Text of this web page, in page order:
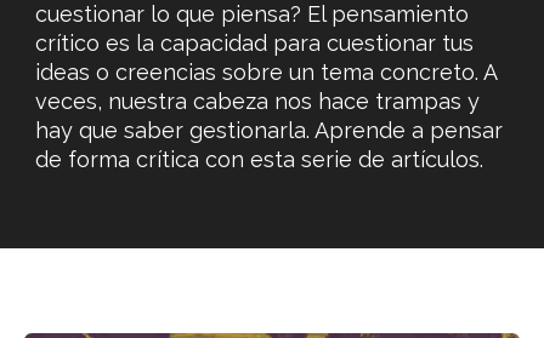
cuestionar lo que piensa? El pensamiento
crítico es la capacidad para cuestionar tus
ideas o creencias sobre un tema concreto. A
veces, nuestra cabeza nos hace trampas y
hay que saber gestionarla. Aprende a pensar
de forma crítica con esta serie de artículos.